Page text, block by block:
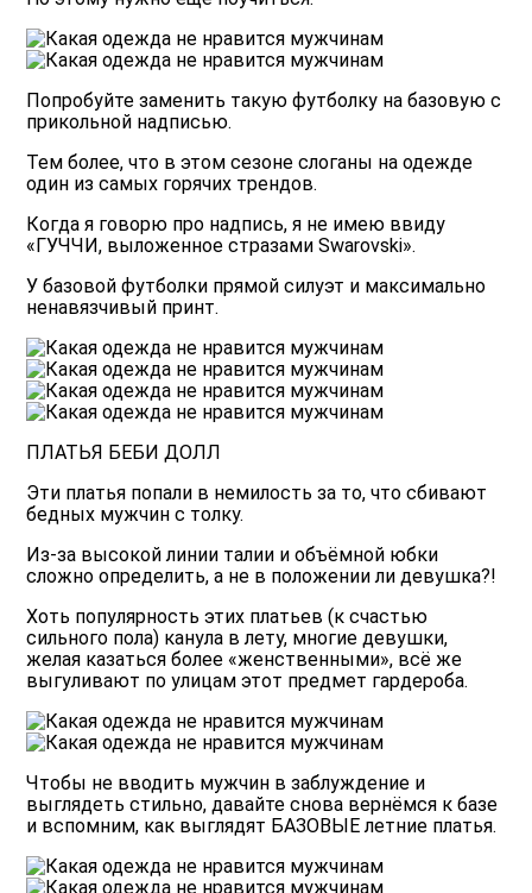
Попробуйте заменить такую футболку на базовую с
прикольной надписью.
Тем более, что в этом сезоне слоганы на одежде
один из самых горячих трендов.
Когда я говорю про надпись, я не имею ввиду
«ГУЧЧИ, выложенное стразами Swarovski».
У базовой футболки прямой силуэт и максимально
ненавязчивый принт.
ПЛАТЬЯ БЕБИ ДОЛЛ
Эти платья попали в немилость за то, что сбивают
бедных мужчин с толку.
Из-за высокой линии талии и объёмной юбки
сложно определить, а не в положении ли девушка?!
Хоть популярность этих платьев (к счастью
сильного пола) канула в лету, многие девушки,
желая казаться более «женственными», всё же
выгуливают по улицам этот предмет гардероба.
Чтобы не вводить мужчин в заблуждение и
выглядеть стильно, давайте снова вернёмся к базе
и вспомним, как выглядят БАЗОВЫЕлетние платья.